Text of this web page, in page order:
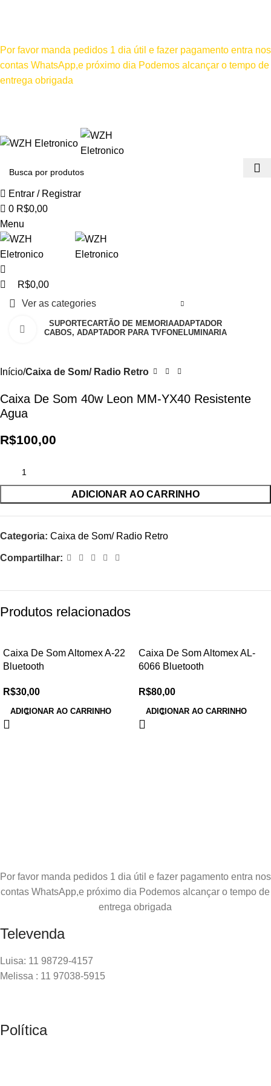
Por favor manda pedidos 1 dia útil e fazer pagamento entra nos
contas WhatsApp,e próximo dia Podemos alcançar o tempo de
entrega obrigada
Entrar / Registrar
0 R$0,00
Menu
R$0,00
Ver as categories
SUPORTECARTÃO DE MEMORIAADAPTADOR
CABOS, ADAPTADOR PARA TVFONELUMINARIA
Clique para ampliar
Início Caixa de Som/ Radio Retro
Caixa De Som 40w Leon MM-YX40 Resistente
Agua
R$100,00
ADICIONAR AO CARRINHO
Categoria: Caixa de Som/ Radio Retro
Compartilhar:
Produtos relacionados
Caixa De Som Altomex A-22
Bluetooth
R$30,00
ADICIONAR AO CARRINHO
Caixa De Som Altomex AL-
6066 Bluetooth
R$80,00
ADICIONAR AO CARRINHO
Por favor manda pedidos 1 dia útil e fazer pagamento entra nos
contas WhatsApp,e próximo dia Podemos alcançar o tempo de
entrega obrigada
Televenda
Luisa: 11 98729-4157
Melissa : 11 97038-5915
Política